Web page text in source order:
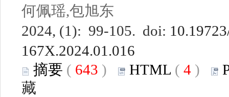
何佩瑶,包旭东
2024, (1): 99-105. doi:
167X.2024.01.016
摘要 ( 643 ) HTML ( 4 )
藏